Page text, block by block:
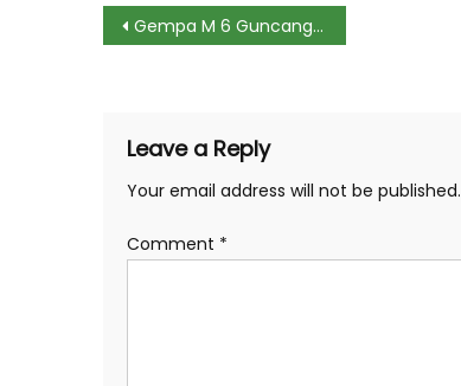
Post
Gempa M 6 Guncang Jepang, Tak Ada Peringatan Tsunami
Leave a Reply
Your email address will not be published.
Comment *